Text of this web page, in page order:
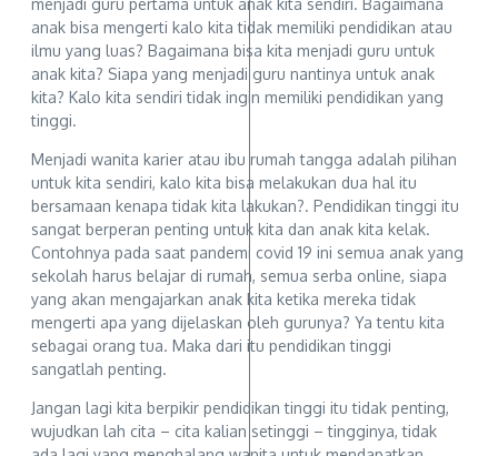
menjadi guru pertama untuk anak kita sendiri. Bagaimana
anak bisa mengerti kalo kita tidak memiliki pendidikan atau
ilmu yang luas? Bagaimana bisa kita menjadi guru untuk
anak kita? Siapa yang menjadi guru nantinya untuk anak
kita? Kalo kita sendiri tidak ingin memiliki pendidikan yang
tinggi.
Menjadi wanita karier atau ibu rumah tangga adalah pilihan
untuk kita sendiri, kalo kita bisa melakukan dua hal itu
bersamaan kenapa tidak kita lakukan?. Pendidikan tinggi itu
sangat berperan penting untuk kita dan anak kita kelak.
Contohnya pada saat pandemi covid 19 ini semua anak yang
sekolah harus belajar di rumah, semua serba online, siapa
yang akan mengajarkan anak kita ketika mereka tidak
mengerti apa yang dijelaskan oleh gurunya? Ya tentu kita
sebagai orang tua. Maka dari itu pendidikan tinggi
sangatlah penting.
Jangan lagi kita berpikir pendidikan tinggi itu tidak penting,
wujudkan lah cita – cita kalian setinggi – tingginya, tidak